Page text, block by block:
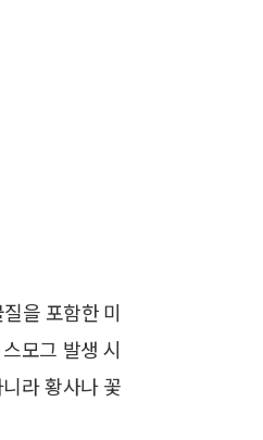
을 포함한 미
모그 발생 시
라 황사나 꽃